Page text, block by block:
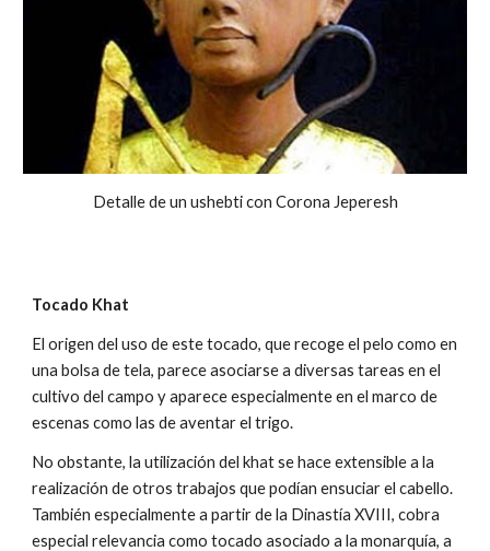
Detalle de un ushebti con Corona Jeperesh
Tocado Khat
El origen del uso de este tocado, que recoge el pelo como en
una bolsa de tela, parece asociarse a diversas tareas en el
cultivo del campo y aparece especialmente en el marco de
escenas como las de aventar el trigo.
No obstante, la utilización del khat se hace extensible a la
realización de otros trabajos que podían ensuciar el cabello.
También especialmente a partir de la Dinastía XVIII, cobra
especial relevancia como tocado asociado a la monarquía, a